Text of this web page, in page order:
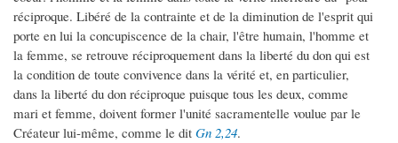
réciproque. Libéré de la contrainte et de la diminution de l'esprit qui
porte en lui la concupiscence de la chair, l'être humain, l'homme et
la femme, se retrouve réciproquement dans la liberté du don qui est
la condition de toute convivence dans la vérité et, en particulier,
dans la liberté du don réciproque puisque tous les deux, comme
mari et femme, doivent former l'unité sacramentelle voulue par le
Créateur lui-même, comme le dit Gn 2,24.